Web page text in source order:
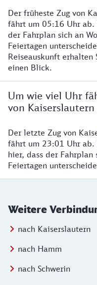
Der früheste Zug von
fährt um 05:16 Uhr ab.
der Fahrplan sich an
Feiertagen
Reiseauskunft
einen Blick.
Um wie viel Uhr
von Kaiserslautern
Der letzte Zug von
fährt um 23:01 Uhr ab.
hier, dass der Fahrplan
Feiertagen
Weitere
nach Kaiserslautern
nach Hamm
nach Schwerin